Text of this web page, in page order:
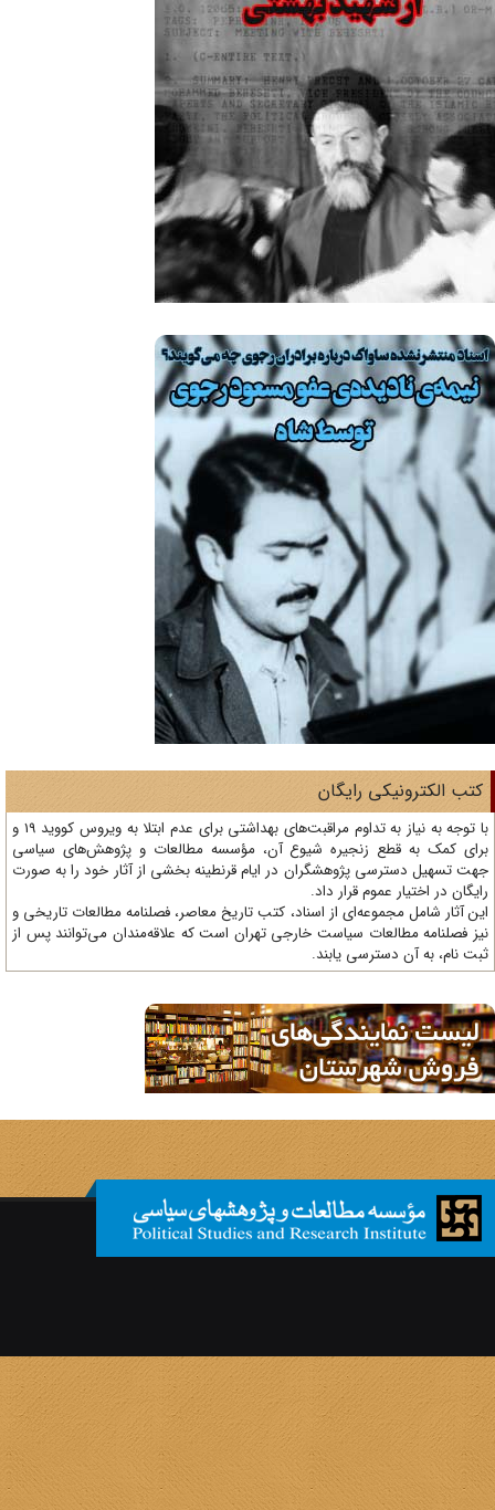
الکترونیکی رایگان
با توجه به نیاز به تداوم مراقبت‌های بهداشتی برای عدم ابتلا به ویروس کووید 19 و
کمک به قطع زنجیره شیوع آن، مؤسسه مطالعات و پژوهش‌های سیاسی
تسهیل دسترسی پژوهشگران در ایام قرنطینه بخشی از آثار خود را به صورت
در اختیار عموم قرار داد.
آثار شامل مجموعه‌ای از اسناد، کتب تاریخ معاصر، فصلنامه‌ مطالعات تاریخی و
فصلنامه مطالعات سیاست خارجی تهران است که علاقه‌مندان می‌توانند پس از
نام، به آن دسترسی یابند.